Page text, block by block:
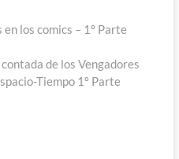
los comics – 1º Parte
de los Vengadores
Tiempo 1º Parte